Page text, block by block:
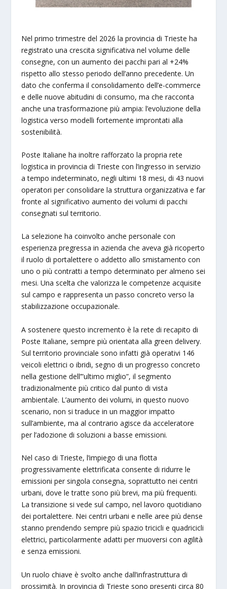
Nel primo trimestre del 2026 la provincia di Trieste ha
registrato una crescita significativa nel volume delle
consegne, con un aumento dei pacchi pari al +24%
rispetto allo stesso periodo dell’anno precedente. Un
dato che conferma il consolidamento dell’e-commerce
e delle nuove abitudini di consumo, ma che racconta
anche una trasformazione più ampia: l’evoluzione della
logistica verso modelli fortemente improntati alla
sostenibilità.
Poste Italiane ha inoltre rafforzato la propria rete
logistica in provincia di Trieste con l’ingresso in servizio
a tempo indeterminato, negli ultimi 18 mesi, di 43 nuovi
operatori per consolidare la struttura organizzativa e far
fronte al significativo aumento dei volumi di pacchi
consegnati sul territorio.
La selezione ha coinvolto anche personale con
esperienza pregressa in azienda che aveva già ricoperto
il ruolo di portalettere o addetto allo smistamento con
uno o più contratti a tempo determinato per almeno sei
mesi. Una scelta che valorizza le competenze acquisite
sul campo e rappresenta un passo concreto verso la
stabilizzazione occupazionale.
A sostenere questo incremento è la rete di recapito di
Poste Italiane, sempre più orientata alla green delivery.
Sul territorio provinciale sono infatti già operativi 146
veicoli elettrici o ibridi, segno di un progresso concreto
nella gestione dell’”ultimo miglio”, il segmento
tradizionalmente più critico dal punto di vista
ambientale. L’aumento dei volumi, in questo nuovo
scenario, non si traduce in un maggior impatto
sull’ambiente, ma al contrario agisce da acceleratore
per l’adozione di soluzioni a basse emissioni.
Nel caso di Trieste, l’impiego di una flotta
progressivamente elettrificata consente di ridurre le
emissioni per singola consegna, soprattutto nei centri
urbani, dove le tratte sono più brevi, ma più frequenti.
La transizione si vede sul campo, nel lavoro quotidiano
dei portalettere. Nei centri urbani e nelle aree più dense
stanno prendendo sempre più spazio tricicli e quadricicli
elettrici, particolarmente adatti per muoversi con agilità
e senza emissioni.
Un ruolo chiave è svolto anche dall’infrastruttura di
prossimità. In provincia di Trieste sono presenti circa 80